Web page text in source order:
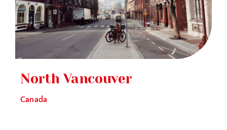
North Vancouver
Canada